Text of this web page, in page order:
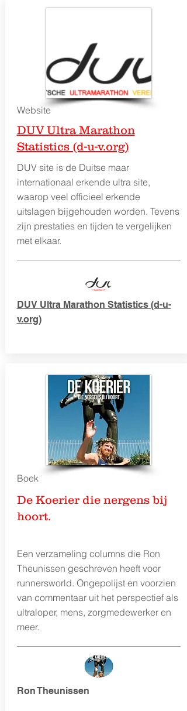
Website
DUV Ultra Marathon
Statistics (d-u-v.org)
DUV site is de Duitse maar
internationaal erkende ultra site,
waarop veel officieel erkende
uitslagen bijgehouden worden. Tevens
zijn prestaties en tijden te vergelijken
met elkaar.
DUV Ultra Marathon Statistics (d-u-
v.org)
Boek
De Koerier die nergens bij
hoort.
Een verzameling columns die Ron
Theunissen geschreven heeft voor
runnersworld. Ongepolijst en voorzien
van commentaar uit het perspectief als
ultraloper, mens, zorgmedewerker en
meer.
Ron Theunissen